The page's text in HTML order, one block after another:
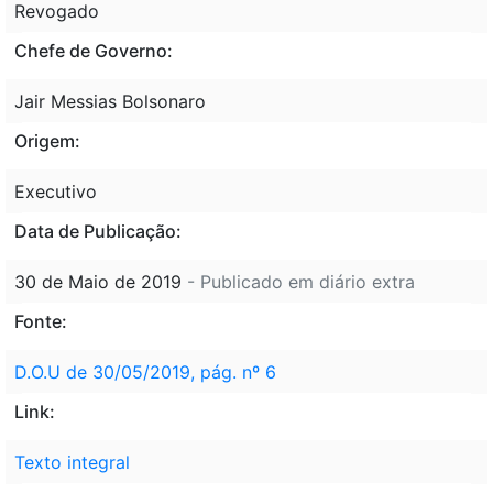
Revogado
Chefe de Governo:
Jair Messias Bolsonaro
Origem:
Executivo
Data de Publicação:
30 de Maio de 2019 - Publicado em diário extra
Fonte:
D.O.U de 30/05/2019, pág. nº 6
Link:
Texto integral